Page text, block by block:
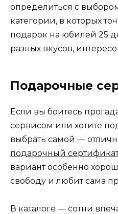
определиться с
категории, в которых
подарок на юбилей 25
разных вкусов,
Подарочные
Если вы боитесь
сервисом или хотите
выбрать самой —
подарочный
вариант особенно
свободу и любит сама
В каталоге — сотни